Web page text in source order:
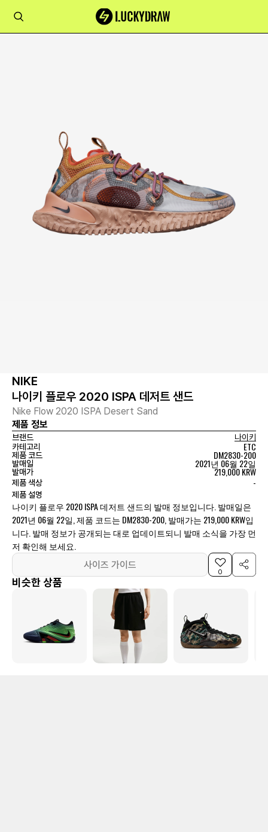
NIKE
나이키 플로우 2020 ISPA 데저트 샌드
Nike Flow 2020 ISPA Desert Sand
제품 정보
브랜드
나이키
카테고리
ETC
제품 코드 DM2830-200
발매일 2021년 06월 22일
발매가 219,000 KRW
제품 색상 -
제품 설명
나이키 플로우 2020 ISPA 데저트 샌드의 발매 정보입니다. 발매일은
2021년 06월 22일, 제품 코드는 DM2830-200, 발매가는 219,000 KRW입
니다. 발매 정보가 공개되는 대로 업데이트되니 발매 소식을 가장 먼
저 확인해 보세요.
사이즈 가이드
0
비슷한 상품